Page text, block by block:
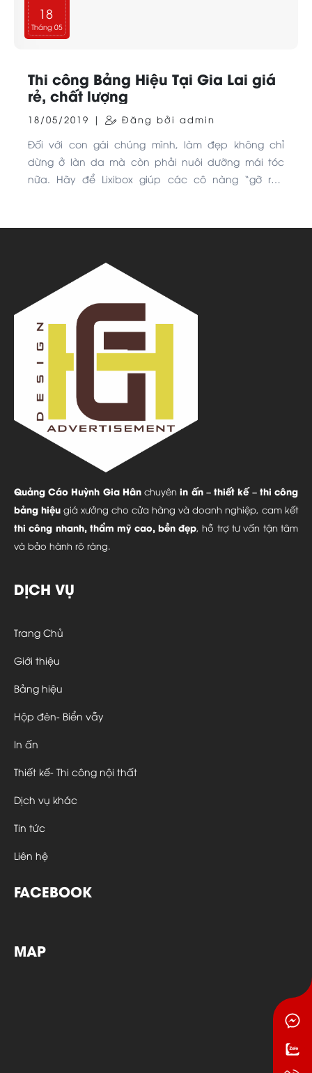
18
Tháng 05
Thi công Bảng Hiệu Tại Gia Lai giá
rẻ, chất lượng
18/05/2019 | Đăng bởi admin
Đối với con gái chúng mình, làm đẹp không chỉ
dừng ở làn da mà còn phải nuôi dưỡng mái tóc
nữa. Hãy để Lixibox giúp các cô nàng “gỡ rối”
Quảng Cáo Huỳnh Gia Hânchuyênin ấn – thiết kế – thi công
bảng hiệu giá xưởng cho cửa hàng và doanh nghiệp, cam kết
thi công nhanh, thẩm mỹ cao, bền đẹp, hỗ trợ tư vấn tận tâm
và bảo hành rõ ràng.
DỊCH VỤ
Trang Chủ
Giới thiệu
Bảng hiệu
Hộp đèn- Biển vẫy
In ấn
Thiết kế- Thi công nội thất
Dịch vụ khác
Tin tức
Liên hệ
FACEBOOK
MAP